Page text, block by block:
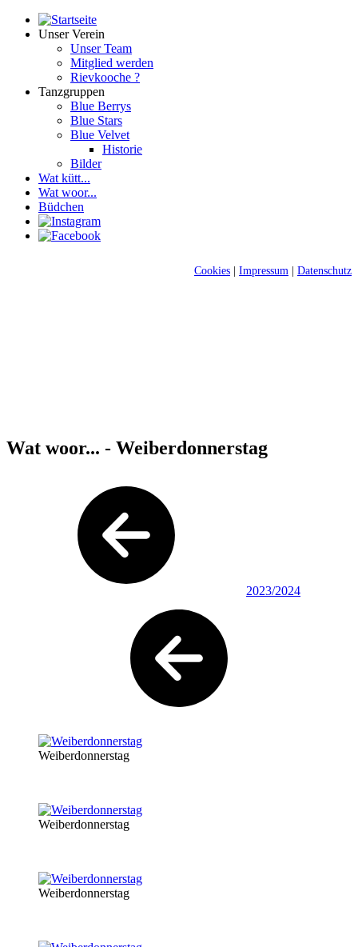
Unser Verein
Unser Team
Mitglied werden
Rievkooche ?
Tanzgruppen
Blue Berrys
Blue Stars
Blue Velvet
Historie
Bilder
Wat kütt...
Wat woor...
Büdchen
Cookies Impressum Datenschutz
Wat woor... - Weiberdonnerstag
2023/2024
Weiberdonnerstag
Weiberdonnerstag
Weiberdonnerstag